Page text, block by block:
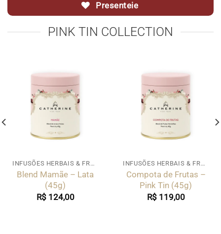
Presenteie
PINK TIN COLLECTION
INFUSÕES HERBAIS & FRUTADAS
Blend Mamãe – Lata
(45g)
R$124,00
INFUSÕES HERBAIS & FRUTADAS
Compota de Frutas –
Pink Tin (45g)
R$119,00